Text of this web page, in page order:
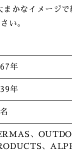
まかなイメージ
い。
年
年
、
、